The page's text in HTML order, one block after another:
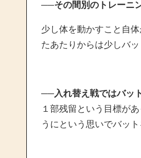
──その間別のトレーニ
少し体を動かすこと自
たあたりからは少しバ
──入れ替え戦ではバッ
１部残留という目標が
うにという思いでバッ